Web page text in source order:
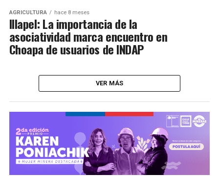
AGRICULTURA hace 8 meses
Illapel: La importancia de la
asociatividad marca encuentro en
Choapa de usuarios de INDAP
VER MÁS